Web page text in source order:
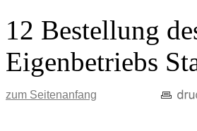
12 Bestellung
Eigenbetriebs
zum Seitenanfang